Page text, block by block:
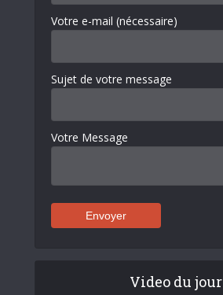
Votre e-mail (nécessaire)
Sujet de votre message
Votre Message
Video du jour